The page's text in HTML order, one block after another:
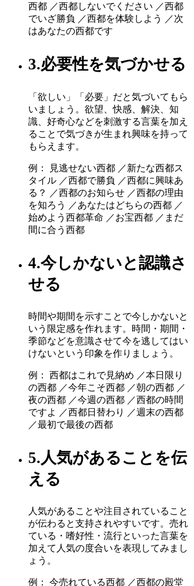
西都 ／西都しないでください ／西都
でいざ勝負 ／西都を体験しよう ／次
はあなたの西都です
3.必要性を気づかせる
「欲しい」「必要」だと気づいてもら
いましょう。欲望、快感、解決、知
識、好奇心などを刺激する言葉を加え
ることで気づきが生まれ興味を持って
もらえます。
例： 見逃せない西都 ／新たな西都ス
タイル ／西都で勝負 ／西都に興味あ
る？ ／西都のお知らせ ／西都の理由
を知ろう ／あなたはどちらの西都 ／
始めよう西都革命 ／お宝西都 ／まだ
間に合う西都
4.今しかないと認識さ
せる
時間や期間を示すことで今しかないと
いう限定感を作れます。時間・期間・
季節などを意識させて今を逃してはい
けないという印象を作りましょう。
例： 西都はこれで見納め ／本日限り
の西都 ／今年こそ西都 ／朝の西都 ／
夜の西都 ／今週の西都 ／西都の時間
ですよ ／西都日替わり ／週末の西都
／最初で最後の西都
5.人気があることを伝
える
人気があることや注目されていること
が伝わると支持されやすいです。売れ
ている・嗜好性・流行といった言葉を
加えて人気の度合いを表現してみまし
ょう。
例： 今売れている西都 ／西都の殿堂